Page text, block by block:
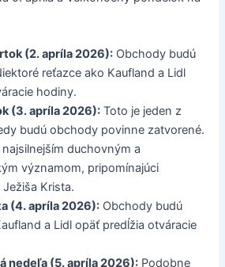
(2. apríla 2026): Obchody budú
reťazce ako Kaufland a Lidl
hodiny.
(3. apríla 2026): Toto je jeden z
budú obchody povinne zatvorené.
duchovným a
významom, pripomínajúci
Krista.
(4. apríla 2026): Obchody budú
a Lidl opäť predĺžia otváracie
nedeľa (5. apríla 2026): Podobne